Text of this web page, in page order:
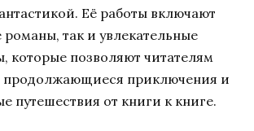
Её работы включают
романы, так и увлекательные
которые позволяют читателям
продолжающиеся приключения и
путешествия от книги к книге.